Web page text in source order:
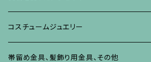
イヤリング、ピアス
ブローチ
イヤリング・ピアス
その他の蒔絵のアクセサリー
リング
ブレスレット、バングル、その他
ネックレス、ペンダント
リング
イヤリング、ピアス
ネックレス、ペンダント
ブローチ
イヤリング、ピアス
コスチュームジュエリー
ブローチ
帯留め金具、髪飾り用金具、その他